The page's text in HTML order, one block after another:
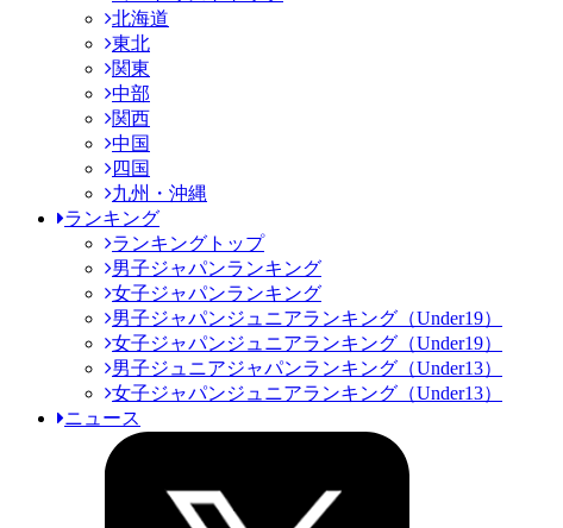
北海道
東北
関東
中部
関西
中国
四国
九州・沖縄
ランキング
ランキングトップ
男子ジャパンランキング
女子ジャパンランキング
男子ジャパンジュニアランキング（Under19）
女子ジャパンジュニアランキング（Under19）
男子ジュニアジャパンランキング（Under13）
女子ジャパンジュニアランキング（Under13）
ニュース